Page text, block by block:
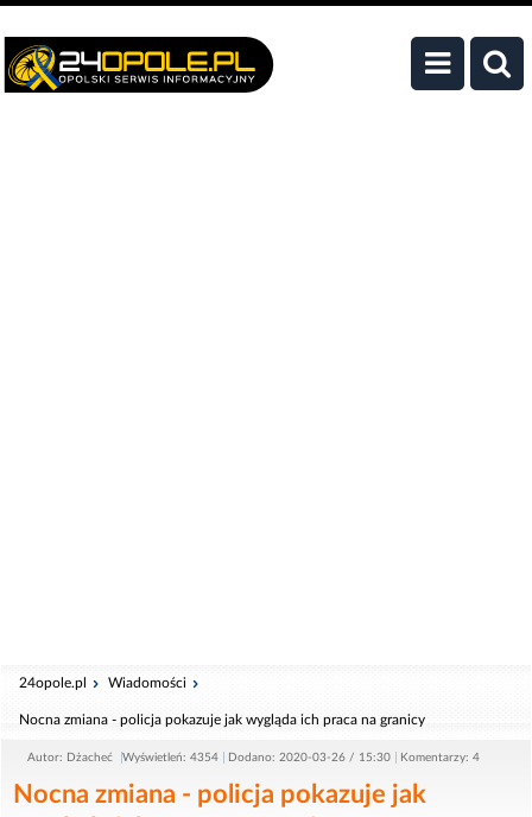
24opole.pl Wiadomości
Nocna zmiana - policja pokazuje jak wygląda ich praca na granicy
Autor: Dżacheć Wyświetleń: 4354 Dodano: 2020-03-26 / 15:30 Komentarzy: 4
Nocna zmiana - policja pokazuje jak